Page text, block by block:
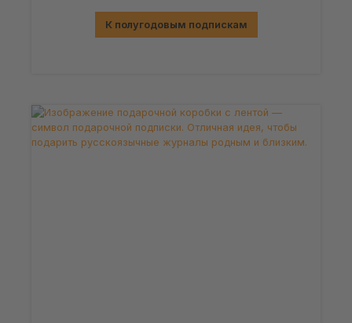
К полугодовым подпискам